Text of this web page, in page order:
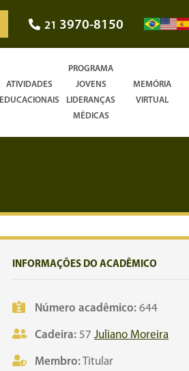
21 3970-8150
ATIVIDADES
EDUCACIONAIS
PROGRAMA
JOVENS
LIDERANÇAS
MÉDICAS
MEMÓRIA
VIRTUAL
INFORMAÇÕES DO ACADÊMICO
Número acadêmico: 644
Cadeira: 57 Juliano Moreira
Membro:Titular